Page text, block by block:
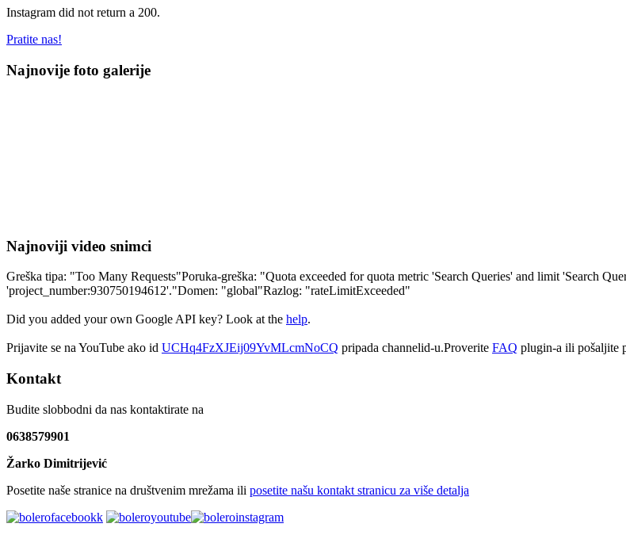
Instagram did not return a 200.
Pratite nas!
Najnovije foto galerije
Najnoviji video snimci
Greška tipa: "Too Many Requests"Poruka-greška: "Quota exceeded for quota metric 'Search Queries' and limit 'Search
'project_number:930750194612'."Domen: "global"Razlog: "rateLimitExceeded"
Did you added your own Google API key? Look at the help.
Prijavite se na YouTube ako id UCHq4FzXJEij09YvMLcmNoCQ pripada channelid-u.Proverite FAQ plugin-a ili pošaljite
Kontakt
Budite slobbodni da nas kontaktirate na
0638579901
Žarko Dimitrijević
Posetite naše stranice na društvenim mrežama ili posetite našu kontakt stranicu za više detalja